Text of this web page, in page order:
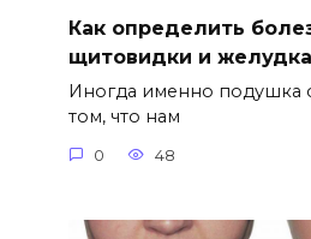
Как определить
щитовидки и
Иногда именно подушка
том, что нам
0 48